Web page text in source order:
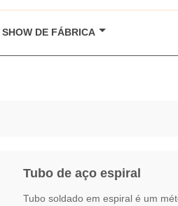
SHOW DE FÁBRICA
Tubo de aço espiral
Tubo soldado em espiral é um